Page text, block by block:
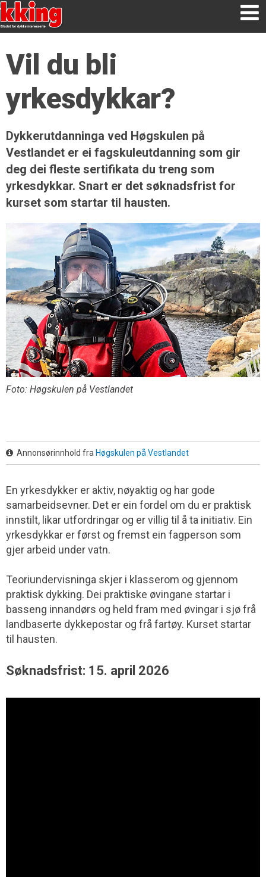
Vil du bli
yrkesdykkar?
Dykkerutdanninga ved Høgskulen på
Vestlandet er ei fagskuleutdanning som gir
deg dei fleste sertifikata du treng som
yrkesdykkar. Snart er det søknadsfrist for
kurset som startar til hausten.
Foto: Høgskulen på Vestlandet
Annonsørinnhold fra Høgskulen på Vestlandet
En yrkesdykker er aktiv, nøyaktig og har gode
samarbeidsevner. Det er ein fordel om du er praktisk
innstilt, likar utfordringar og er villig til å ta initiativ. Ein
yrkesdykkar er først og fremst ein fagperson som
gjer arbeid under vatn.
Teoriundervisninga skjer i klasserom og gjennom
praktisk dykking. Dei praktiske øvingane startar i
basseng innandørs og held fram med øvingar i sjø frå
landbaserte dykkepostar og frå fartøy. Kurset startar
til hausten.
Søknadsfrist: 15. april 2026